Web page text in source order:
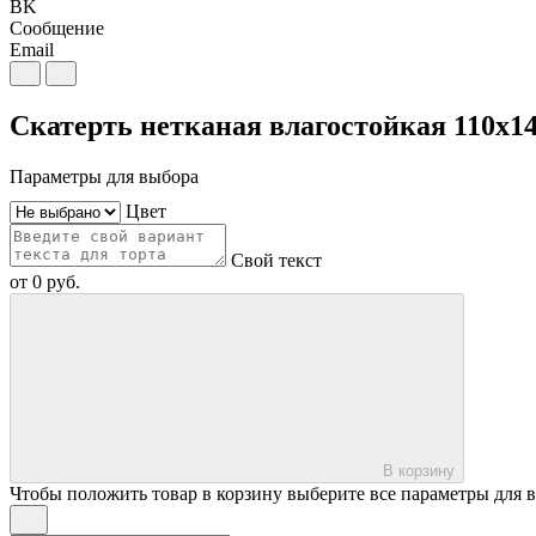
BK
Сообщение
Email
Скатерть нетканая влагостойкая
Параметры для выбора
Цвет
Свой текст
от 0 руб.
В корзину
Чтобы положить товар в корзину выберите все параметры для